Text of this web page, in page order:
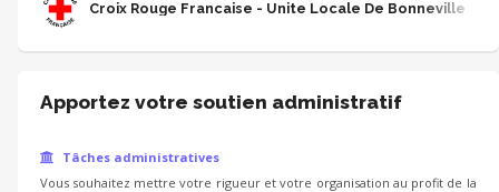
Croix Rouge Francaise - Unite Locale De Bonneville
Apportez votre soutien administratif
Tâches administratives
Vous souhaitez mettre votre rigueur et votre organisation au profit de la